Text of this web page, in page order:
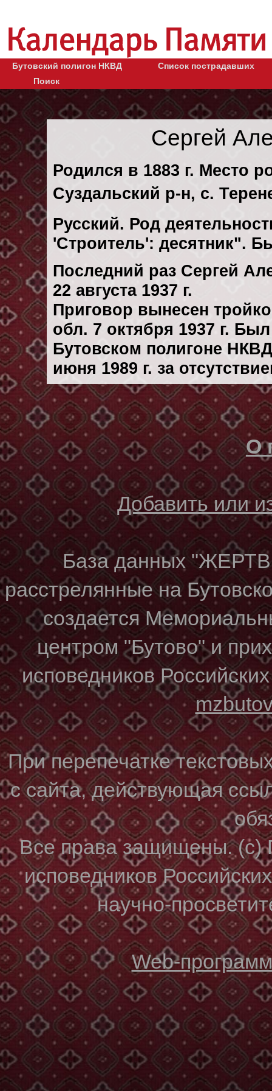
Бутовский полигон НКВД
Список пострадавших
Поиск
Сергей
Родился в 1883 г. Место
Суздальский р-н, с.
Русский. Род
'Строитель': десятник".
Последний раз Сергей
22 августа 1937 г.
Приговор вынесен
обл. 7 октября 1937 г.
Бутовском полигоне
июня 1989 г. за
О
Добавить или
База данных
расстрелянные на
создается
центром "Бутово" и
исповедников
При перепечатке
с сайта, действующая
Все права защищены. (с)
исповедников
научно-
Web-